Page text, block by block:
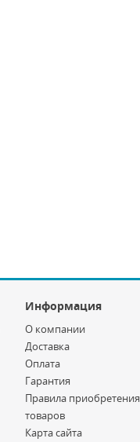
Информация
О компании
Доставка
Оплата
Гарантия
Правила приобретения
товаров
Карта сайта